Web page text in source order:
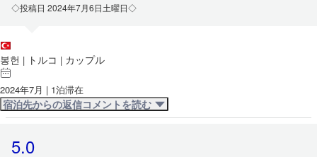
◇投稿日 2024年7月6日土曜日◇
봉헌 | トルコ | カップル
2024年7月 | 1泊滞在
宿泊先からの返信コメントを読む
5.0